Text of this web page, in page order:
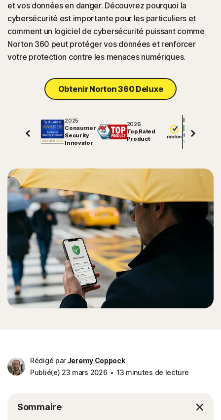
Connexion
et vos données en danger. Découvrez pourquoi la
cybersécurité est importante pour les particuliers et
comment un logiciel de cybersécurité puissant comme
Norton 360 peut protéger vos données et renforcer
votre protection contre les menaces numériques.
Obtenir Norton 360 Deluxe
2025
Consumer
Security
Innovator
2026
Top Rated
Product
Excellent
81840
Rédigé par Jeremy Coppock
Publié(e) 23 mars 2026
13 minutes de lecture
Sommaire